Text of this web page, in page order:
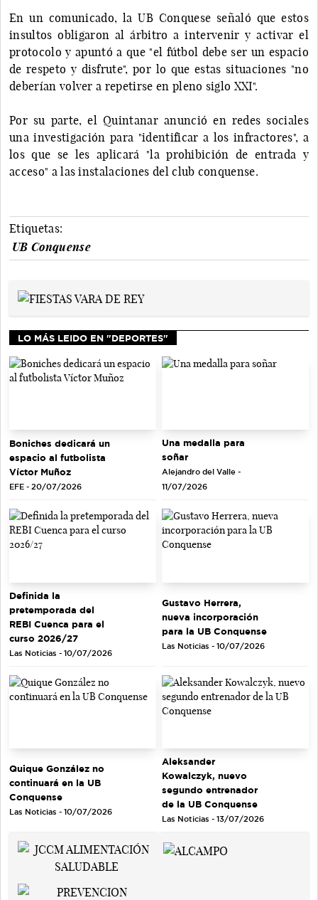
En un comunicado, la UB Conquese señaló que estos
insultos obligaron al árbitro a intervenir y activar el
protocolo y apuntó a que "el fútbol debe ser un espacio
de respeto y disfrute", por lo que estas situaciones "no
deberían volver a repetirse en pleno siglo XXI".
Por su parte, el Quintanar anunció en redes sociales
una investigación para "identificar a los infractores", a
los que se les aplicará "la prohibición de entrada y
acceso" a las instalaciones del club conquense.
Etiquetas:
UB Conquense
LO MÁS LEIDO EN "DEPORTES"
Boniches dedicará un
espacio al futbolista
Víctor Muñoz
EFE - 20/07/2026
Una medalla para
soñar
Alejandro del Valle -
11/07/2026
Definida la
pretemporada del
REBI Cuenca para el
curso 2026/27
Las Noticias - 10/07/2026
Gustavo Herrera,
nueva incorporación
para la UB Conquense
Las Noticias - 10/07/2026
Quique González no
continuará en la UB
Conquense
Las Noticias - 10/07/2026
Aleksander
Kowalczyk, nuevo
segundo entrenador
de la UB Conquense
Las Noticias - 13/07/2026